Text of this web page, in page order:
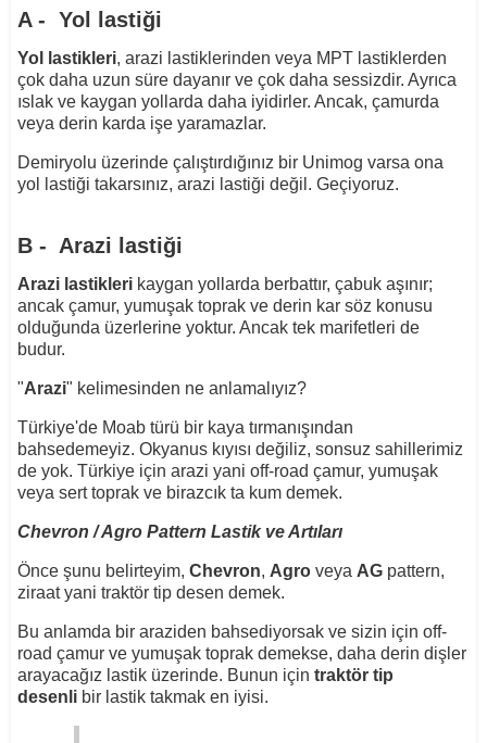
A - Yol lastiği
Yol lastikleri, arazi lastiklerinden veya MPT lastiklerden
çok daha uzun süre dayanır ve çok daha sessizdir. Ayrıca
ıslak ve kaygan yollarda daha iyidirler. Ancak, çamurda
veya derin karda işe yaramazlar.
Demiryolu üzerinde çalıştırdığınız bir Unimog varsa ona
yol lastiği takarsınız, arazi lastiği değil. Geçiyoruz.
B - Arazi lastiği
Arazi lastiklerikaygan yollarda berbattır, çabuk aşınır;
ancak çamur, yumuşak toprak ve derin kar söz konusu
olduğunda üzerlerine yoktur. Ancak tek marifetleri de
budur.
"Arazi" kelimesinden ne anlamalıyız?
Türkiye'de Moab türü bir kaya tırmanışından
bahsedemeyiz. Okyanus kıyısı değiliz, sonsuz sahillerimiz
de yok. Türkiye için arazi yani off-road çamur, yumuşak
veya sert toprak ve birazcık ta kum demek.
Chevron / Agro Pattern Lastik ve Artıları
Önce şunu belirteyim, Chevron, Agroveya AGpattern,
ziraat yani traktör tip desen demek.
Bu anlamda bir araziden bahsediyorsak ve sizin için off-
road çamur ve yumuşak toprak demekse, daha derin dişler
arayacağız lastik üzerinde. Bunun için traktör tip
desenlibir lastik takmak en iyisi.